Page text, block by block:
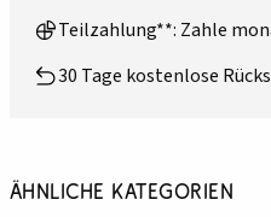
Teilzahlung**: Zahle
30 Tage kostenlose
Ähnliche Kategorien